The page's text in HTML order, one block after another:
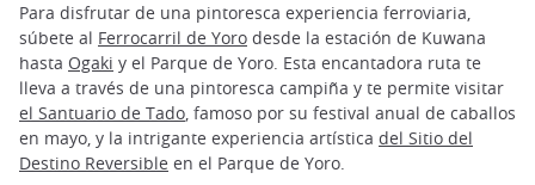
Para disfrutar de una pintoresca experiencia ferroviaria,
súbete al Ferrocarril de Yoro desde la estación de Kuwana
hasta Ogaki y el Parque de Yoro. Esta encantadora ruta te
lleva a través de una pintoresca campiña y te permite visitar
el Santuario de Tado, famoso por su festival anual de caballos
en mayo, y la intrigante experiencia artística del Sitio del
Destino Reversible en el Parque de Yoro.